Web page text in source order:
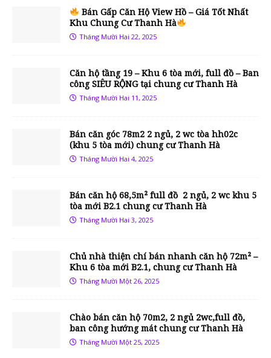
Bán Gấp Căn Hộ View Hồ – Giá Tốt Nhất
Khu Chung Cư Thanh Hà
Tháng Mười Hai 22, 2025
Căn hộ tầng 19 – Khu 6 tòa mới, full đồ – Ban
công SIÊU RỘNG tại chung cư Thanh Hà
Tháng Mười Hai 11, 2025
Bán căn góc 78m2 2 ngủ, 2 wc tòa hh02c
(khu 5 tòa mới) chung cư Thanh Hà
Tháng Mười Hai 4, 2025
Bán căn hộ 68,5m² full đồ 2 ngủ, 2 wc khu 5
tòa mới B2.1 chung cư Thanh Hà
Tháng Mười Hai 3, 2025
Chủ nhà thiện chí bán nhanh căn hộ 72m² –
Khu 6 tòa mới B2.1, chung cư Thanh Hà
Tháng Mười Một 26, 2025
Chào bán căn hộ 70m2, 2 ngủ 2wc,full đồ,
ban công hướng mát chung cư Thanh Hà
Tháng Mười Một 25, 2025